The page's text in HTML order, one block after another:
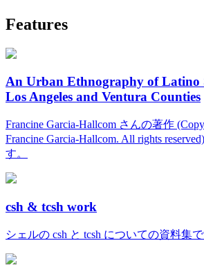
Features
An Urban Ethnography of Latino
Los Angeles and Ventura Counties
Francine Garcia-Hallcom さんの著作
Francine Garcia-Hallcom. All rights
す。
csh & tcsh work
シェルの csh と tcsh についての資料集で